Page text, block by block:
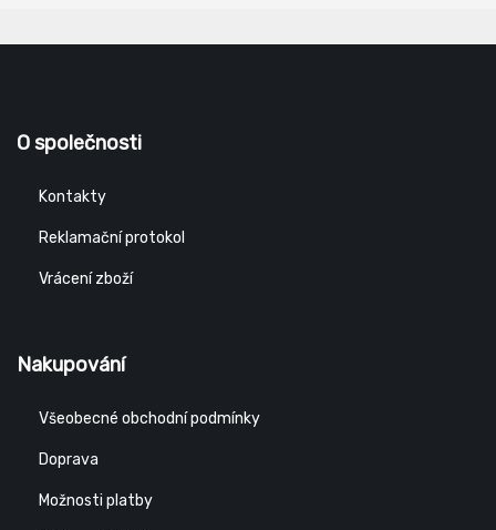
O společnosti
Kontakty
Reklamační protokol
Vrácení zboží
Nakupování
Všeobecné obchodní podmínky
Doprava
Možnosti platby